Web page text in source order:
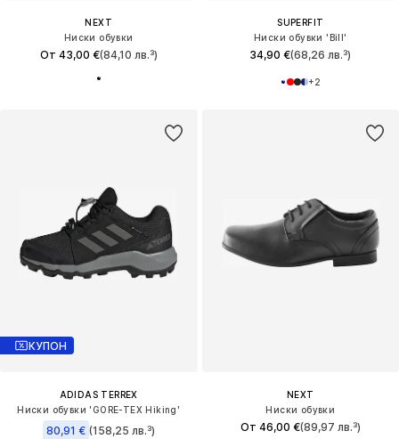
NEXT
Ниски обувки
От 43,00 €(84,10 лв.³)
SUPERFIT
Ниски обувки 'Bill'
34,90 €(68,26 лв.³)
+2
КУПОН
ADIDAS TERREX
Ниски обувки 'GORE-TEX Hiking'
80,91 € (158,25 лв.³)
NEXT
Ниски обувки
От 46,00 €(89,97 лв.³)